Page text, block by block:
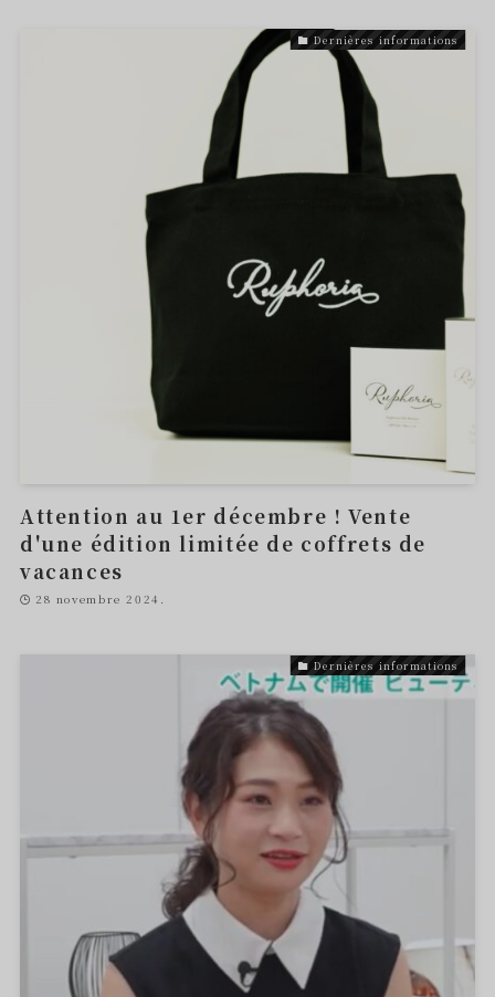
Dernières informations
Attention au 1er décembre ! Vente
d'une édition limitée de coffrets de
vacances
28 novembre 2024.
Dernières informations